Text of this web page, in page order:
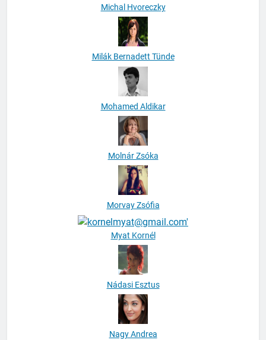
Michal Hvoreczky
Milák Bernadett Tünde
Mohamed Aldikar
Molnár Zsóka
Morvay Zsófia
Myat Kornél
Nádasi Esztus
Nagy Andrea